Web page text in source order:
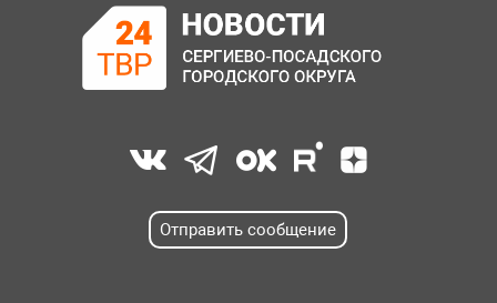
Отправить сообщение